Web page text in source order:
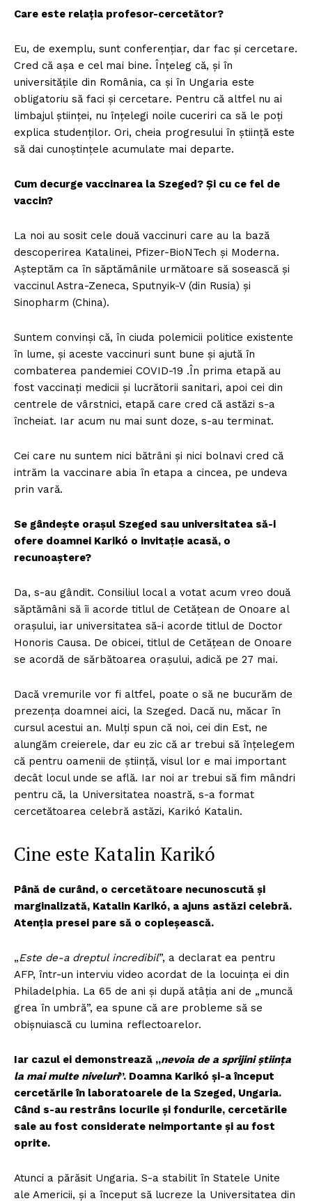
Care este relația profesor-cercetător?
Eu, de exemplu, sunt conferențiar, dar fac și cercetare.
Cred că așa e cel mai bine. Înțeleg că, și în
universitățile din România, ca și în Ungaria este
obligatoriu să faci și cercetare. Pentru că altfel nu ai
limbajul științei, nu înțelegi noile cuceriri ca să le poți
explica studenților. Ori, cheia progresului în știință este
să dai cunoștințele acumulate mai departe.
Cum decurge vaccinarea la Szeged? Și cu ce fel de
vaccin?
La noi au sosit cele două vaccinuri care au la bază
descoperirea Katalinei, Pfizer-BioNTech și Moderna.
Așteptăm ca în săptămânile următoare să sosească și
vaccinul Astra-Zeneca, Sputnyik-V (din Rusia) și
Sinopharm (China).
Suntem convinși că, în ciuda polemicii politice existente
în lume, și aceste vaccinuri sunt bune și ajută în
combaterea pandemiei COVID-19 .În prima etapă au
fost vaccinați medicii și lucrătorii sanitari, apoi cei din
centrele de vârstnici, etapă care cred că astăzi s-a
încheiat. Iar acum nu mai sunt doze, s-au terminat.
Cei care nu suntem nici bătrâni și nici bolnavi cred că
intrăm la vaccinare abia în etapa a cincea, pe undeva
prin vară.
Se gândește orașul Szeged sau universitatea să-i
ofere doamnei Karikó o invitație acasă, o
recunoaștere?
Da, s-au gândit. Consiliul local a votat acum vreo două
săptămâni să îi acorde titlul de Cetățean de Onoare al
orașului, iar universitatea să-i acorde titlul de Doctor
Honoris Causa. De obicei, titlul de Cetățean de Onoare
se acordă de sărbătoarea orașului, adică pe 27 mai.
Dacă vremurile vor fi altfel, poate o să ne bucurăm de
prezența doamnei aici, la Szeged. Dacă nu, măcar în
cursul acestui an. Mulți spun că noi, cei din Est, ne
alungăm creierele, dar eu zic că ar trebui să înțelegem
că pentru oamenii de știință, visul lor e mai important
decât locul unde se află. Iar noi ar trebui să fim mândri
pentru că, la Universitatea noastră, s-a format
cercetătoarea celebră astăzi, Karikó Katalin.
Cine este Katalin Karikó
Până de curând, o cercetătoare necunoscută și
marginalizată, Katalin Karikó, a ajuns astăzi celebră.
Atenția presei pare să o copleșească.
„Este de-a dreptul incredibil”, a declarat ea pentru
AFP, într-un interviu video acordat de la locuința ei din
Philadelphia. La 65 de ani și după atâția ani de „muncă
grea în umbră”, ea spune că are probleme să se
obișnuiască cu lumina reflectoarelor.
Iar cazul ei demonstrează „nevoia de a sprijini știința
la mai multe niveluri”. Doamna Karikó și-a început
cercetările în laboratoarele de la Szeged, Ungaria.
Când s-au restrâns locurile și fondurile, cercetările
sale au fost considerate neimportante și au fost
oprite.
Atunci a părăsit Ungaria. S-a stabilit în Statele Unite
ale Americii, și a început să lucreze la Universitatea din